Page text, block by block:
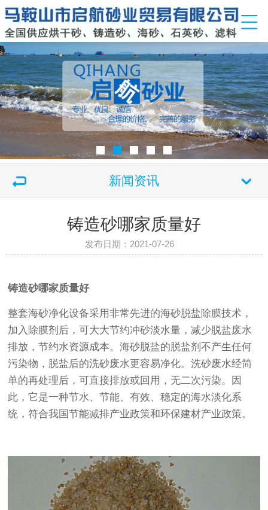
新闻资讯
铸造砂哪家质量好
发布日期：2021-07-26
铸造砂哪家质量好
整套海砂净化设备采用非常先进的海砂脱盐除膜技术，
加入除膜剂后，可大大节约冲砂淡水量，减少脱盐废水
排放，节约水资源成本。海砂脱盐的脱盐剂不产生任何
污染物，脱盐后的洗砂废水更容易净化。洗砂废水经简
单的再处理后，可直接排放或回用，无二次污染。因
此，它是一种节水、节能、有效、稳定的海水淡化系
统，符合我国节能减排产业政策和环保建材产业政策。